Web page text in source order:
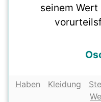
seinem
Haben Kleidung